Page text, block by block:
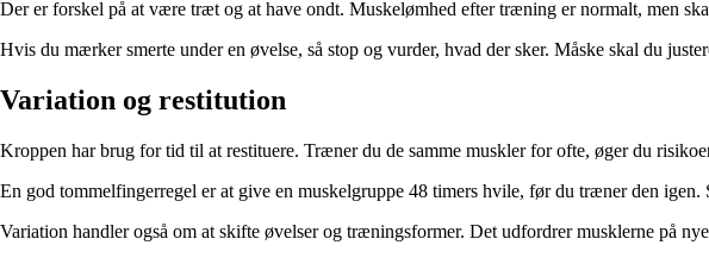
Der er forskel på at være træt og at have ondt. Muskelømhed efter træning er normalt, men
Hvis du mærker smerte under en øvelse, så stop og vurder, hvad der sker. Måske skal du
Variation og restitution
Kroppen har brug for tid til at restituere. Træner du de samme muskler for ofte, øger du
En god tommelfingerregel er at give en muskelgruppe 48 timers hvile, før du træner den
Variation handler også om at skifte øvelser og træningsformer. Det udfordrer musklerne på